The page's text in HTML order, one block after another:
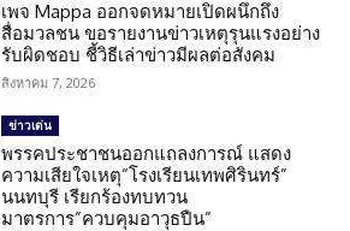
เพจ Mappa ออกจดหมายเปิดผนึกถึง
สื่อมวลชน ขอรายงานข่าวเหตุรุนแรงอย่าง
รับผิดชอบ ชี้วิธีเล่าข่าวมีผลต่อสังคม
สิงหาคม 7, 2026
ข่าวเด่น
พรรคประชาชนออกแถลงการณ์ แสดง
ความเสียใจเหตุ”โรงเรียนเทพศิรินทร์”
นนทบุรี เรียกร้องทบทวน
มาตรการ”ควบคุมอาวุธปืน”